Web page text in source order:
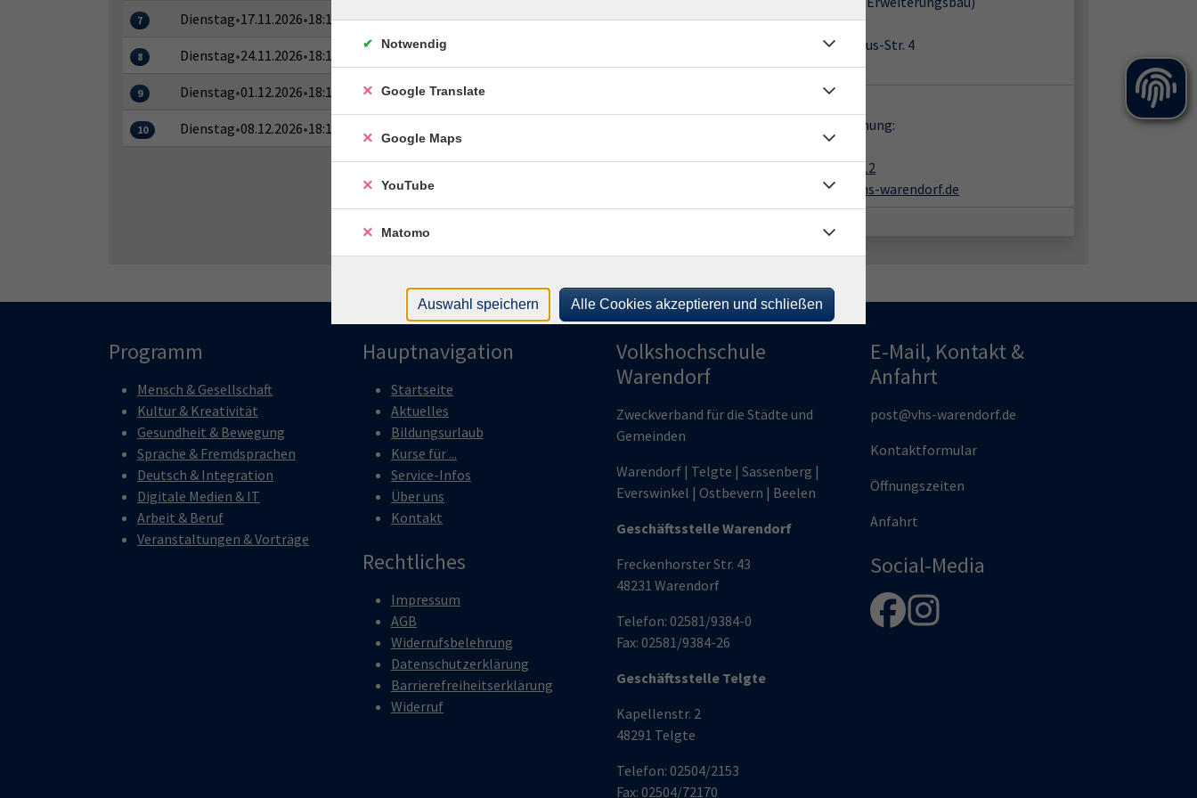
7 Dienstag•17.11.2026•18:15–19:45 Uhr Schulzentrum (Erweiterungsbau)
8 Dienstag•24.11.2026•18:15–19:45 Uhr
9 Dienstag•01.12.2026•18:15–19:45 Uhr Schulzentrum (Erweiterungsbau)
10 Dienstag•08.12.2026•18:15–19:45 Uhr
48291 Telgte
August-Winkhaus-Str. 4
Raum 2
Fragen zur Buchung:
Frank Büning
02581-938412
buening@vhs-warendorf.de
Programm
Mensch & Gesellschaft
Kultur & Kreativität
Gesundheit & Bewegung
Sprache & Fremdsprachen
Deutsch & Integration
Digitale Medien & IT
Arbeit & Beruf
Veranstaltungen & Vorträge
Hauptnavigation
Startseite
Aktuelles
Bildungsurlaub
Kurse für ...
Service-Infos
Über uns
Kontakt
Rechtliches
Impressum
AGB
Widerrufsbelehrung
Datenschutzerklärung
Barrierefreiheitserklärung
Widerruf
Volkshochschule
Warendorf
Zweckverband für die Städte und
Gemeinden
Warendorf | Telgte | Sassenberg |
Everswinkel | Ostbevern | Beelen
Geschäftsstelle Warendorf
Freckenhorster Str. 43
48231 Warendorf
Telefon: 02581/9384-0
Fax: 02581/9384-26
Geschäftsstelle Telgte
Kapellenstr. 2
48291 Telgte
Telefon: 02504/2153
Fax: 02504/72170
E-Mail, Kontakt &
Anfahrt
post@vhs-warendorf.de
Kontaktformular
Öffnungszeiten
Anfahrt
Social-Media
Notwendig
Google Translate
Google Maps
YouTube
Matomo
Auswahl speichern Alle Cookies akzeptieren und schließen